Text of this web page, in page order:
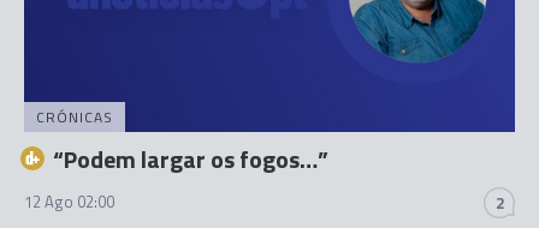
CRÓNICAS
“Podem largar os fogos…”
12 Ago 02:00 2